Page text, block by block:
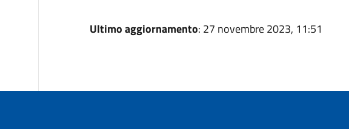
Ultimo aggiornamento: 27 novembre 2023, 11:51